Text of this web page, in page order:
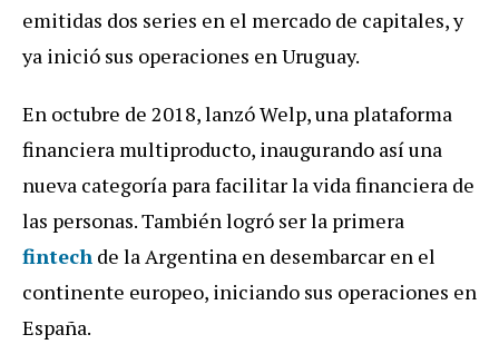
emitidas dos series en el mercado de capitales, y
ya inició sus operaciones en Uruguay.
En octubre de 2018, lanzó Welp, una plataforma
financiera multiproducto, inaugurando así una
nueva categoría para facilitar la vida financiera de
las personas. También logró ser la primera
fintech de la Argentina en desembarcar en el
continente europeo, iniciando sus operaciones en
España.